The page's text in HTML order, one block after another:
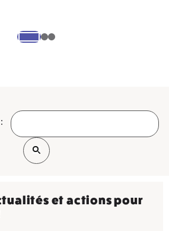
et actions pour